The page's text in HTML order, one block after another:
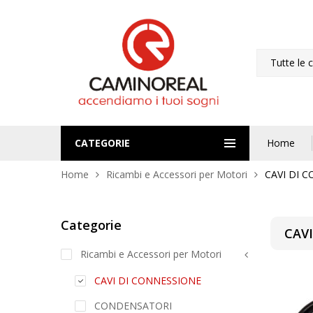
Tutte le
CATEGORIE Home
Home Ricambi e Accessori per Motori CAVI DI
Categorie
Ricambi e Accessori per Motori
CAVI DI CONNESSIONE
CONDENSATORI